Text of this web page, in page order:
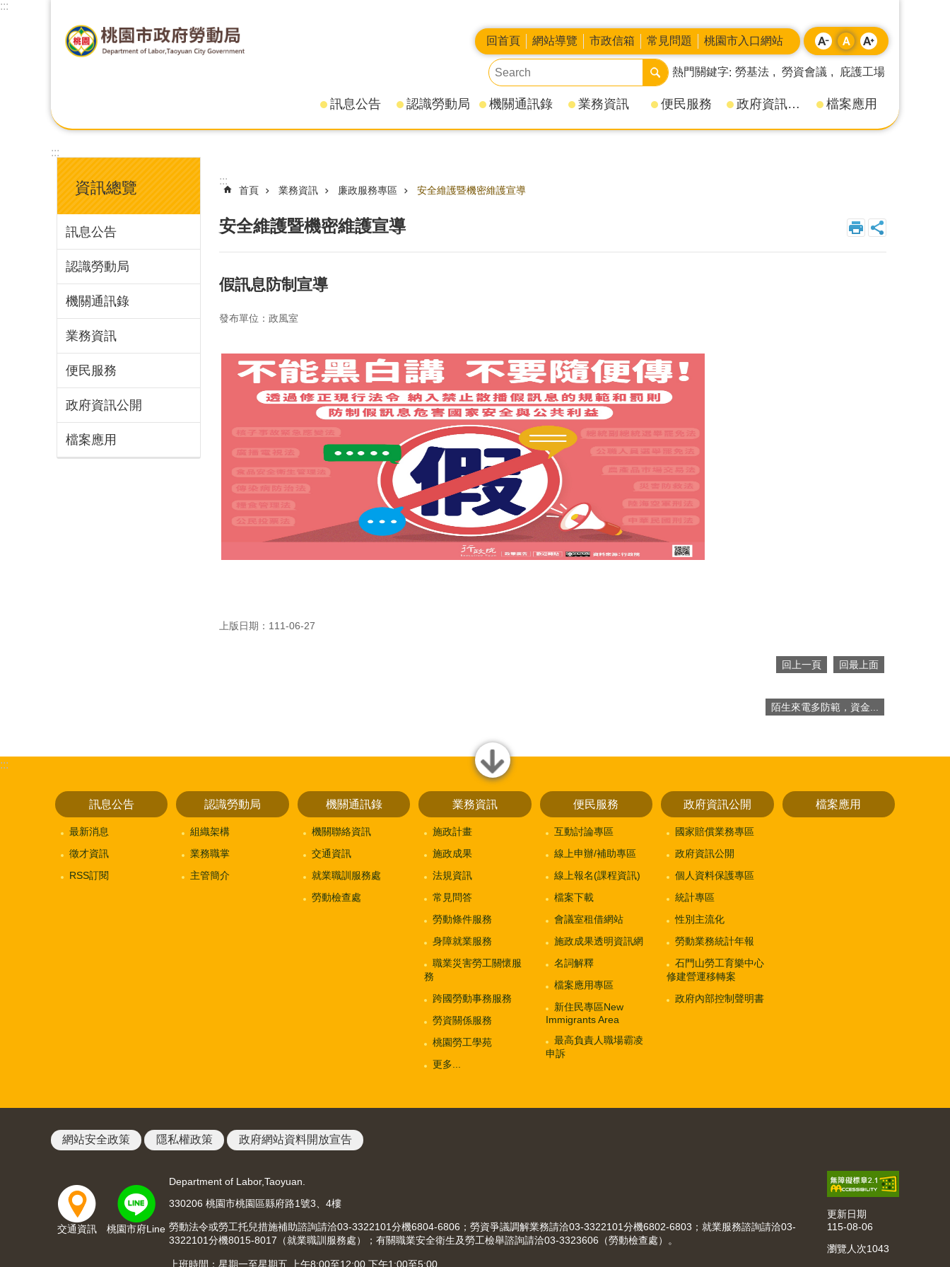
:::
回首頁 網站導覽 市政信箱 常見問題 桃園市入口網站
熱門關鍵字 勞基法 勞資會議 庇護工場
訊息公告 認識勞動局 機關通訊錄 業務資訊 便民服務 政府資訊公開 檔案應用
:::
資訊總覽
訊息公告
認識勞動局
機關通訊錄
業務資訊
便民服務
政府資訊公開
檔案應用
:::
首頁 業務資訊 廉政服務專區 安全維護暨機密維護宣導
安全維護暨機密維護宣導
假訊息防制宣導
發布單位：政風室
上版日期：111-06-27
回上一頁 回最上面
陌生來電多防範，資金...
close
:::
訊息公告
最新消息
徵才資訊
RSS訂閱
認識勞動局
組織架構
業務職掌
主管簡介
機關通訊錄
機關聯絡資訊
交通資訊
就業職訓服務處
勞動檢查處
業務資訊
施政計畫
施政成果
法規資訊
常見問答
勞動條件服務
身障就業服務
職業災害勞工關懷服
務
跨國勞動事務服務
勞資關係服務
桃園勞工學苑
更多...
便民服務
互動討論專區
線上申辦/補助專區
線上報名(課程資訊)
檔案下載
會議室租借網站
施政成果透明資訊網
名詞解釋
檔案應用專區
新住民專區New
Immigrants Area
最高負責人職場霸凌
申訴
政府資訊公開
國家賠償業務專區
政府資訊公開
個人資料保護專區
統計專區
性別主流化
勞動業務統計年報
石門山勞工育樂中心
修建營運移轉案
政府內部控制聲明書
檔案應用
網站安全政策 隱私權政策 政府網站資料開放宣告
交通資訊 桃園市府Line
Department of Labor,Taoyuan.
330206 桃園市桃園區縣府路1號3、4樓
勞動法令或勞工托兒措施補助諮詢請洽03-3322101分機6804-6806；勞資爭議調解業務請洽03-3322101分機6802-6803；就業服務諮詢請洽03-
3322101分機8015-8017（就業職訓服務處）；有關職業安全衛生及勞工檢舉諮詢請洽03-3323606（勞動檢查處）。
上班時間：星期一至星期五 上午8:00至12:00 下午1:00至5:00
更新日期
115-08-06
瀏覽人次1043